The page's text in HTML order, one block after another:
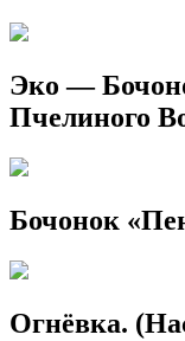
Эко —
Пчелиного
Бочонок
Огнёвка.